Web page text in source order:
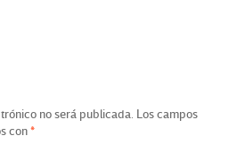
no será publicada. Los campos
con*